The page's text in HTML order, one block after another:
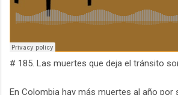
# 185. Las muertes que deja el tránsito
En Colombia hay más muertes al año por